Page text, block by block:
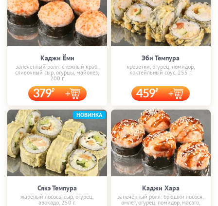
Каджи Ёми
запечённый ролл: снежный краб,
сливочный сыр, огурцы, майонез,
200 г.
379
Эби Темпура
креветки, огурец, помидор,
коктейльный соус, 255 г.
459
Сякэ Темпура
жареный лосось, сыр, огурец,
авокадо, 250 г.
НОВИНКА
Каджи Хара
запечённый ролл: брюшки лосося,
омлет, огурец, помидор, масаго,